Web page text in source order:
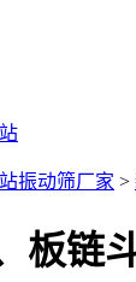
振动筛厂家 >
链斗